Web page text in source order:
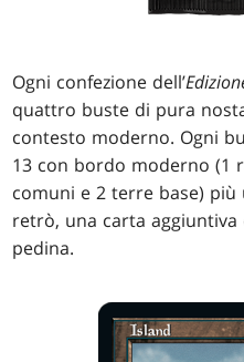
Ogni confezione dell’
quattro buste di pura
contesto moderno. Ogni
13 con bordo moderno (1
comuni e 2 terre base)
retrò, una carta
pedina.